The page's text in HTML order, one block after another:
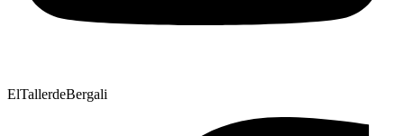
ElTallerdeBergali